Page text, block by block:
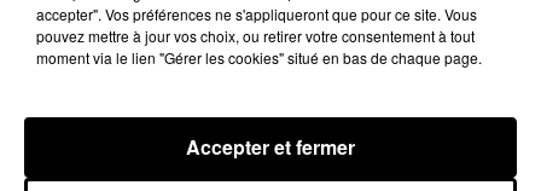
Grâce...
LE GRAND FORMAT Voir plus
accepter". Vos préférences ne s'appliqueront que pour ce site. Vous
pouvez mettre à jour vos choix, ou retirer votre consentement à tout
moment via le lien "Gérer les cookies" situé en bas de chaque page.
Accepter et fermer